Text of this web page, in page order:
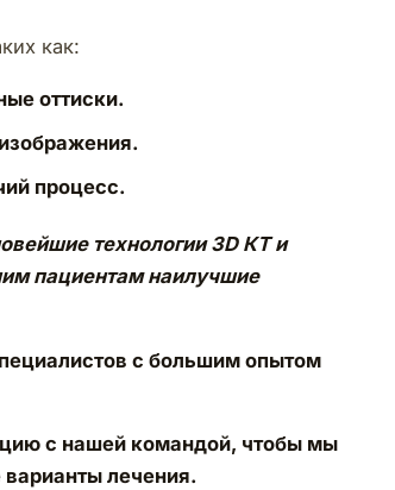
как:
оттиски.
процесс.
технологии 3D КТ и
пациентам наилучшие
с большим опытом
с нашей командой, чтобы мы
лечения.